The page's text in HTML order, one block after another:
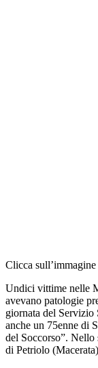
Clicca
Undici vittime nelle
avevano patologie
giornata del Servizio
anche un 75enne di
del Soccorso”. Nello
di Petriolo